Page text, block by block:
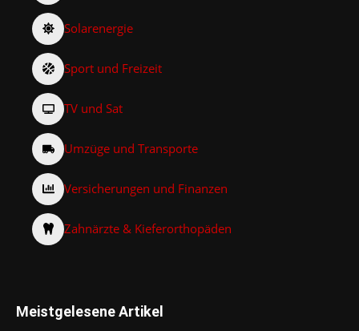
Solarenergie
Sport und Freizeit
TV und Sat
Umzüge und Transporte
Versicherungen und Finanzen
Zahnärzte & Kieferorthopäden
Meistgelesene Artikel